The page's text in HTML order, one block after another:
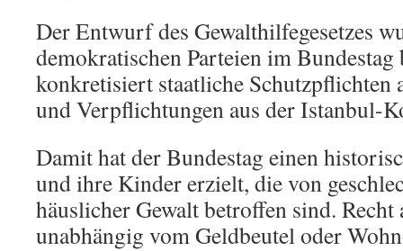
Der Entwurf des Gewalthilfegesetzes
demokratischen Parteien im
konkretisiert staatliche Schutzpflichten
und Verpflichtungen aus der Istanbul-
Damit hat der Bundestag einen
und ihre Kinder erzielt, die von
häuslicher Gewalt betroffen sind.
unabhängig vom Geldbeutel oder